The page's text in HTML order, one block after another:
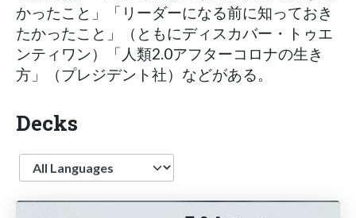
かったこと」「リーダーになる前に知っておき
たかったこと」（ともにディスカバー・トゥエ
ンティワン）「人類2.0アフターコロナの生き
方」（プレジデント社）などがある。
Decks
Language